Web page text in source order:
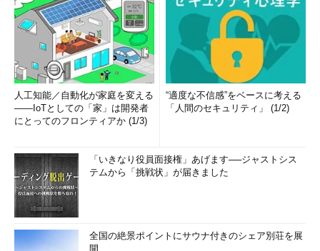
人工知能／自動化が家庭を変える
――IoTとしての「家」は開発者
にとってのフロンティアか (1/3)
“適度な不信感”をベースに考える
「人間のセキュリティ」 (1/2)
「いきなり役員面接権」あげます──ジャストシス
テムから「挑戦状」が届きました
全国の絶景ポイントにサウナ付きのシェア別荘を展
開